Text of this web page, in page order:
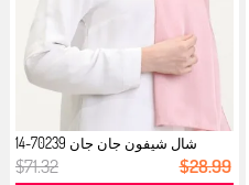
شال شيفون جان جان 70239-14
وردي...
$71.32 $28.99